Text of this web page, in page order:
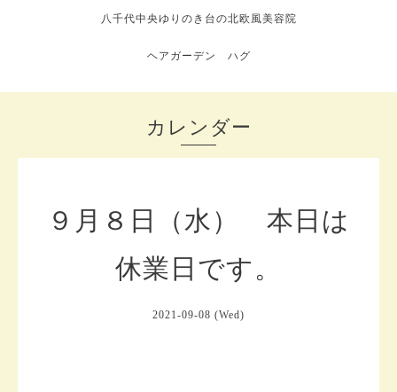
八千代中央ゆりのき台の北欧風美容院
ヘアガーデン ハグ
カレンダー
９月８日（水） 本日は
休業日です。
2021-09-08 (Wed)